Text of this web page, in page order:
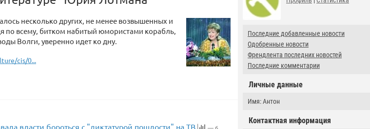
Последние добавленные новости
Одобренные новости
Френдлента последних новостей
Последние комментарии
Личные данные
Имя: Антон
Контактная информация
несколько других, не менее возвышенных и
по всему, битком набитый юмористами корабль,
Волги, уверенно идет ко дну.
cis/0...
власти бороться с "диктатурой пошлости" на ТВ